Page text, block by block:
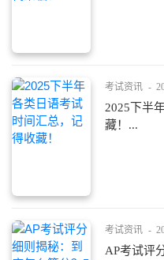
考试资讯 -
2025下半
藏！...
考试资讯 -
AP考试评